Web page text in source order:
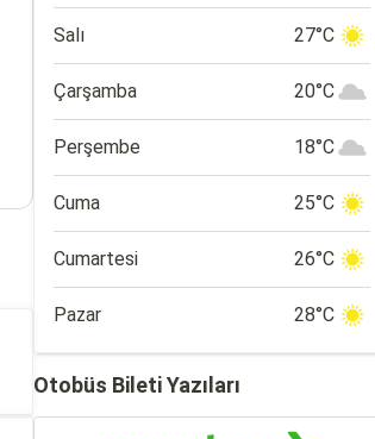
Salı 27°C
Çarşamba 20°C
Perşembe 18°C
Cuma 25°C
Cumartesi 26°C
Pazar 28°C
Otobüs Bileti Yazıları